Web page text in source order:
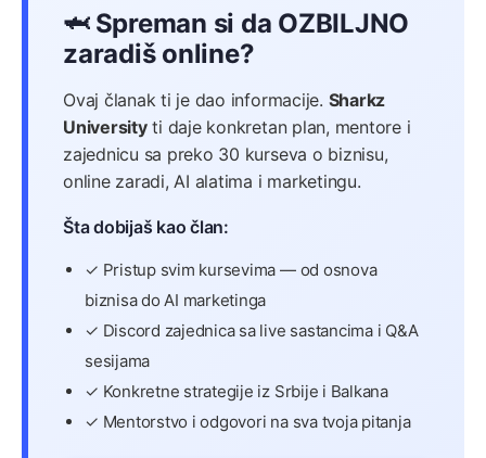
🦈 Spreman si da OZBILJNO
zaradiš online?
Ovaj članak ti je dao informacije. Sharkz
Universityti daje konkretan plan, mentore i
zajednicu sa preko 30 kurseva o biznisu,
online zaradi, AI alatima i marketingu.
Šta dobijaš kao član:
✓ Pristup svim kursevima — od osnova
biznisa do AI marketinga
✓ Discord zajednica sa live sastancima i Q&A
sesijama
✓ Konkretne strategije iz Srbije i Balkana
✓ Mentorstvo i odgovori na sva tvoja pitanja